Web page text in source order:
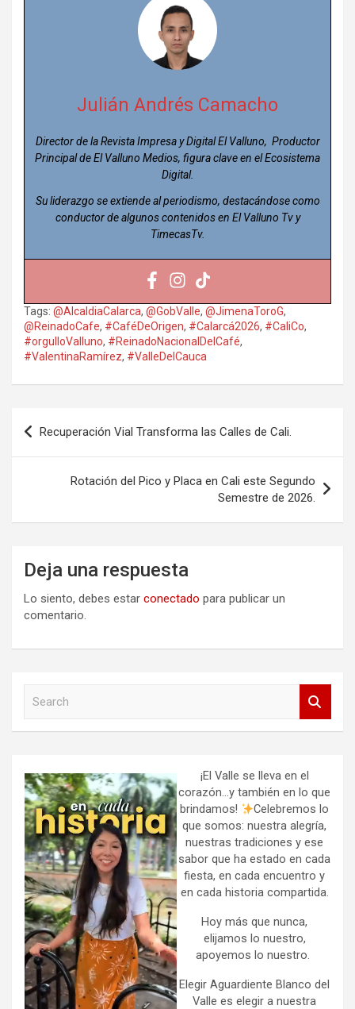
Julián Andrés Camacho
Director de la Revista Impresa y Digital El Valluno, Productor
Principal de El Valluno Medios, figura clave en el Ecosistema
Digital.
Su liderazgo se extiende al periodismo, destacándose como
conductor de algunos contenidos en El Valluno Tv y
TimecasTv.
Tags: @AlcaldiaCalarca, @GobValle, @JimenaToroG,
@ReinadoCafe, #CaféDeOrigen, #Calarcá2026, #CaliCo,
#orgulloValluno, #ReinadoNacionalDelCafé,
#ValentinaRamírez, #ValleDelCauca
Navegación
de
entradas
Recuperación Vial Transforma las Calles de Cali.
Rotación del Pico y Placa en Cali este Segundo
Semestre de 2026.
Deja una respuesta
Lo siento, debes estar conectado para publicar un
comentario.
h
¡El Valle se lleva en el
corazón…y también en lo que
brindamos!
Celebremos lo
que somos: nuestra alegría,
nuestras tradiciones y ese
sabor que ha estado en cada
fiesta, en cada encuentro y
en cada historia compartida.
Hoy más que nunca,
elijamos lo nuestro,
apoyemos lo nuestro.
Elegir Aguardiente Blanco del
Valle es elegir a nuestra